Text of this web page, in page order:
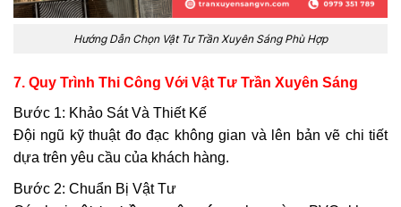
Hướng Dẫn Chọn Vật Tư Trần Xuyên Sáng Phù Hợp
7. Quy Trình Thi Công Với Vật Tư Trần Xuyên Sáng
Bước 1: Khảo Sát Và Thiết Kế
Đội ngũ kỹ thuật đo đạc không gian và lên bản vẽ chi tiết
dựa trên yêu cầu của khách hàng.
Bước 2: Chuẩn Bị Vật Tư